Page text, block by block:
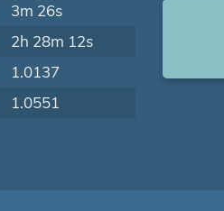
3m 26s
2h 28m 12s
1.0137
1.0551